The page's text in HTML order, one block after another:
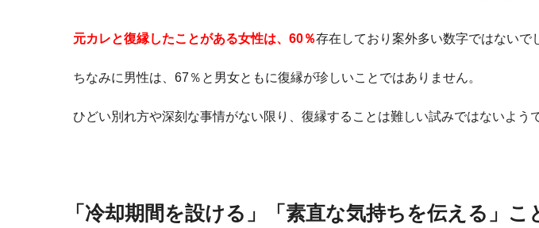
元カレと復縁したことがある女性は、60％存在しており案外多い数字ではないで
ちなみに男性は、67％と男女ともに復縁が珍しいことではありません。
ひどい別れ方や深刻な事情がない限り、復縁することは難しい試みではないよう
「冷却期間を設ける」「素直な気持ちを伝える」